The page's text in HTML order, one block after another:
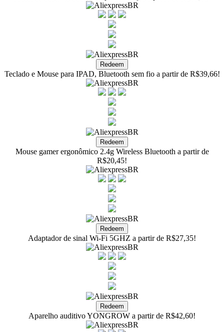
Teclado e Mouse para IPAD, Bluetooth sem fio a partir de R$39,66!
Mouse gamer ergonômico 2.4g Wireless Bluetooth a partir de
R$20,45!
Adaptador de sinal Wi-Fi 5GHZ a partir de R$27,35!
Aparelho auditivo YONGROW a partir de R$42,60!